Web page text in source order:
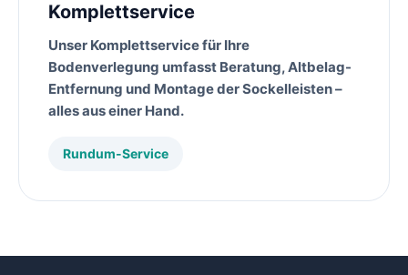
Komplettservice
Unser Komplettservicefür Ihre
Bodenverlegung umfasst Beratung, Altbelag-
Entfernung und Montage der Sockelleisten –
alles aus einer Hand.
Rundum-Service